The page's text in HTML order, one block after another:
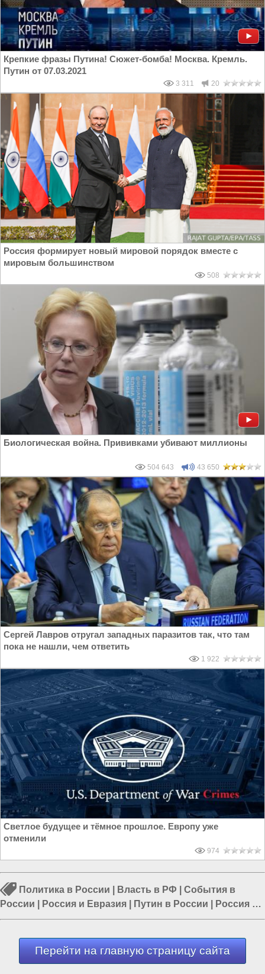
Крепкие фразы Путина! Сюжет-бомба! Москва. Кремль.
Путин от 07.03.2021
3 311 20
Россия формирует новый мировой порядок вместе с
мировым большинством
508
Биологическая война. Прививками убивают миллионы
504 643 43 650
Сергей Лавров отругал западных паразитов так, что там
пока не нашли, чем ответить
1 922
Светлое будущее и тёмное прошлое. Европу уже
отменили
974
Политика в России Власть в РФ
События в
России
Россия и Евразия Путин в России
Россия и
Запад|Политика в мире
Перейти на главную страницу сайта